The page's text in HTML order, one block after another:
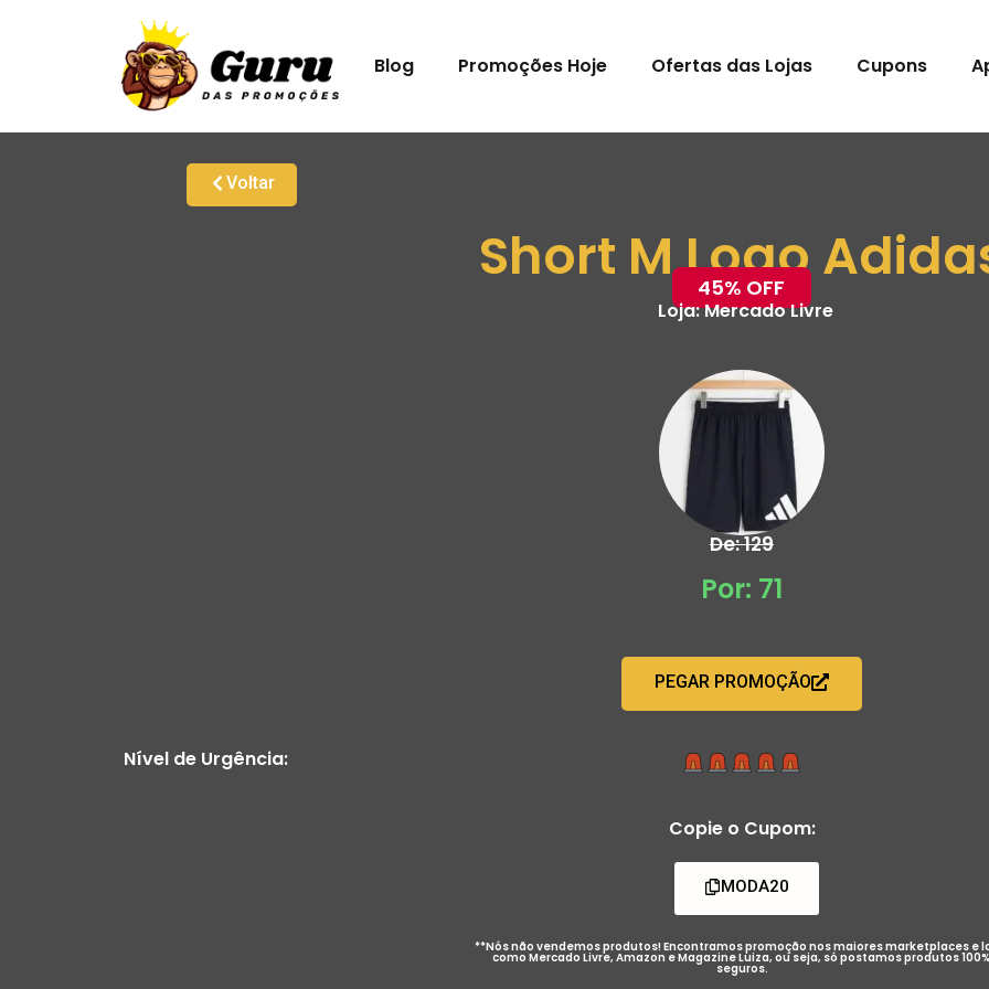
Blog Promoções Hoje Ofertas das Lojas Cupons
Voltar
Short M Logo
45% OFF
Loja:Mercado Livre
De: 129
Por: 71
PEGAR PROMOÇÃO
Nível de Urgência:
Copie o Cupom:
MODA20
**Nós não vendemos produtos! Encontramos promoção nos maiores marketplaces e
como Mercado Livre, Amazon e Magazine Luiza, ou seja, só postamos produtos 100%
seguros.